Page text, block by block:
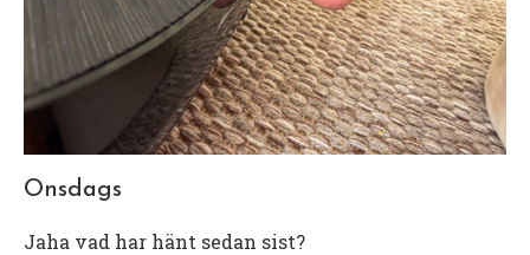
Onsdags
Jaha vad har hänt sedan sist?